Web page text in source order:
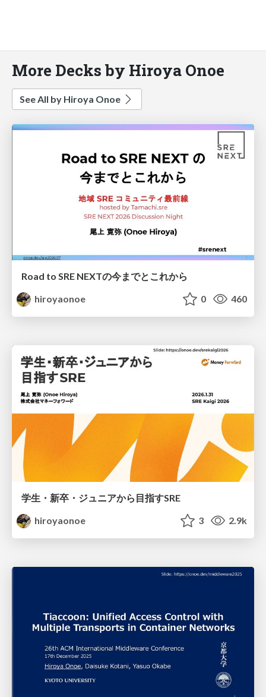
More Decks by Hiroya Onoe
See All by Hiroya Onoe
Road to SRE NEXTの今までとこれから
hiroyaonoe
0 460
学生・新卒・ジュニアから目指すSRE
hiroyaonoe
3 2.9k